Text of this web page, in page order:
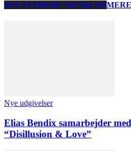
RELATEREDE ARTIKLER
Nye udgivelser
Elias Bendix samarbejder
“Disillusion & Love”